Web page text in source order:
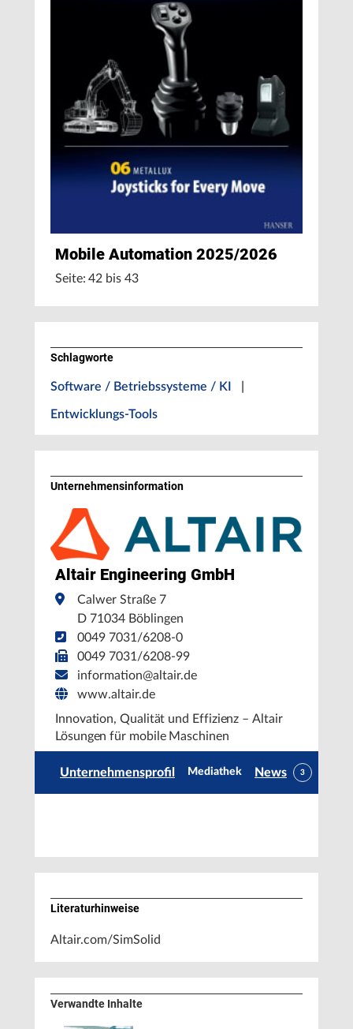
Mobile Automation 2025/2026
Seite: 42 bis 43
Schlagworte
Software / Betriebssysteme / KI
Entwicklungs-Tools
Unternehmens­information
Altair Engineering GmbH
Calwer Straße 7
D 71034 Böblingen
0049 7031/6208-0
0049 7031/6208-99
information@altair.de
www.altair.de
Innovation, Qualität und Effizienz – Altair
Lösungen für mobile Maschinen
Unternehmensprofil Mediathek News 3
Literaturhinweise
Altair.com/SimSolid
Verwandte Inhalte